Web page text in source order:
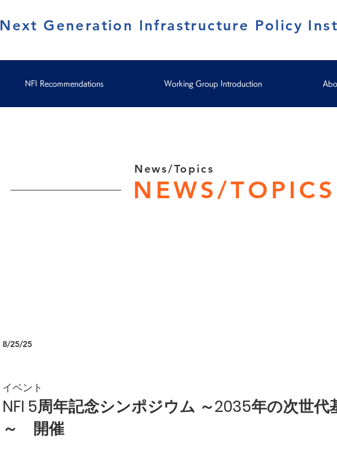
Next Generation Infrastructure Policy
NFI Recommendations Working Group Introduction
News/Topics
NEWS/TOPICS
8/25/25
イベント
NFI 5周年記念シンポジウム ～2035年の次世代
～ 開催